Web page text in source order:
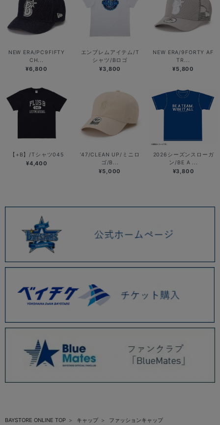
NEW ERA/PC9FIFTY
CH...
¥6,800
エンブレムアイテム/T
シャツ/Bロゴ
¥3,800
NEW ERA/9FORTY AF
TR...
¥5,800
【+B】/Tシャツ045
¥4,400
’47/CLEAN UP/ミニロ
ゴ/B...
¥5,000
2026シーズンスローガ
ン/BE A ...
¥3,800
BAYSTORE ONLINE TOP キャップ
ファッションキャップ